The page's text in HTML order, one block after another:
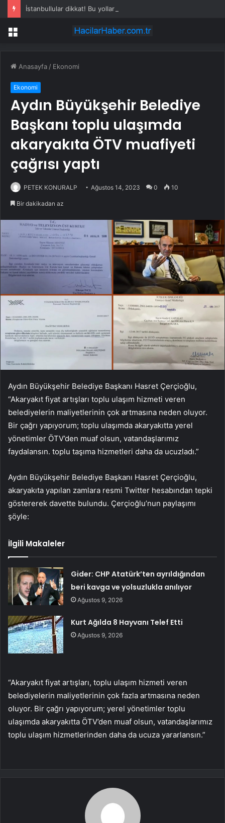
İstanbullular dikkat! Bu yollar 3 gün kapalı olacak
Menü
Anasayfa / Ekonomi
Ekonomi
Aydın Büyükşehir Belediye
Başkanı toplu ulaşımda
akaryakıta ÖTV muafiyeti
çağrısı yaptı
PETEK KONURALP Ağustos 14, 2023 0 10
Bir dakikadan az
Aydın Büyükşehir Belediye Başkanı Hasret Çerçioğlu,
“Akaryakıt fiyat artışları toplu ulaşım hizmeti veren
belediyelerin maliyetlerinin çok artmasına neden oluyor.
Bir çağrı yapıyorum; toplu ulaşımda akaryakıtta yerel
yönetimler ÖTV’den muaf olsun, vatandaşlarımız
faydalansın. toplu taşıma hizmetleri daha da ucuzladı.”
Aydın Büyükşehir Belediye Başkanı Hasret Çerçioğlu,
akaryakıta yapılan zamlara resmi Twitter hesabından tepki
göstererek davette bulundu. Çerçioğlu’nun paylaşımı
şöyle:
İlgili Makaleler
Gider: CHP Atatürk’ten ayrıldığından
beri kavga ve yolsuzlukla anılıyor
Ağustos 9, 2026
Kurt Ağılda 8 Hayvanı Telef Etti
Ağustos 9, 2026
“Akaryakıt fiyat artışları, toplu ulaşım hizmeti veren
belediyelerin maliyetlerinin çok fazla artmasına neden
oluyor. Bir çağrı yapıyorum; yerel yönetimler toplu
ulaşımda akaryakıtta ÖTV’den muaf olsun, vatandaşlarımız
toplu ulaşım hizmetlerinden daha da ucuza yararlansın.”